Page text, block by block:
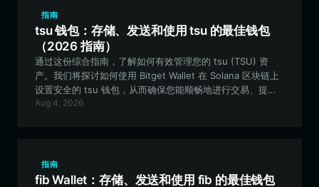
指南
tsu 钱包：存储、发送和使用 tsu 的最佳钱包
（2026 指南）
通过这份综合指南，了解如何有效管理您的 tsu (TSU) 资
产。我们将探讨如何使用 Bitget Wallet 在 Solana 区块链上
设置安全的 tsu 钱包，从而确保您能顺畅地进行交易、提供
流动性并参与社区活动。
Aug 4, 2026
指南
fib Wallet：存储、发送和使用 fib 的最佳钱包